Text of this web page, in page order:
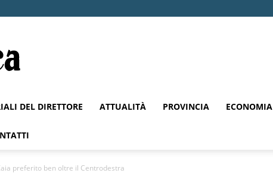
DEL DIRETTORE ATTUALITÀ PROVINCIA ECONOMIA
preferito ben oltre il Centrodestra